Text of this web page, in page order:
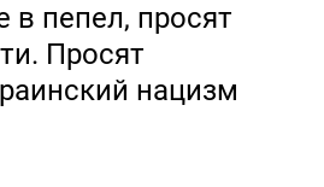
пепел, просят
Просят
нацизм